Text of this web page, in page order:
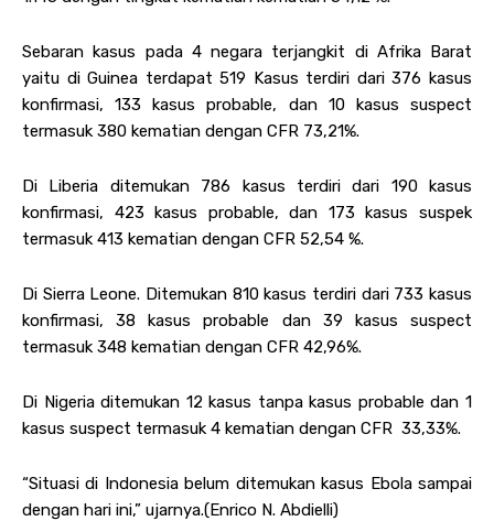
Sebaran kasus pada 4 negara terjangkit di Afrika Barat
yaitu di Guinea terdapat 519 Kasus terdiri dari 376 kasus
konfirmasi, 133 kasus probable, dan 10 kasus suspect
termasuk 380 kematian dengan CFR 73,21%.
Di Liberia ditemukan 786 kasus terdiri dari 190 kasus
konfirmasi, 423 kasus probable, dan 173 kasus suspek
termasuk 413 kematian dengan CFR 52,54 %.
Di Sierra Leone. Ditemukan 810 kasus terdiri dari 733 kasus
konfirmasi, 38 kasus probable dan 39 kasus suspect
termasuk 348 kematian dengan CFR 42,96%.
Di Nigeria ditemukan 12 kasus tanpa kasus probable dan 1
kasus suspect termasuk 4 kematian dengan CFR 33,33%.
“Situasi di Indonesia belum ditemukan kasus Ebola sampai
dengan hari ini,” ujarnya.(Enrico N. Abdielli)